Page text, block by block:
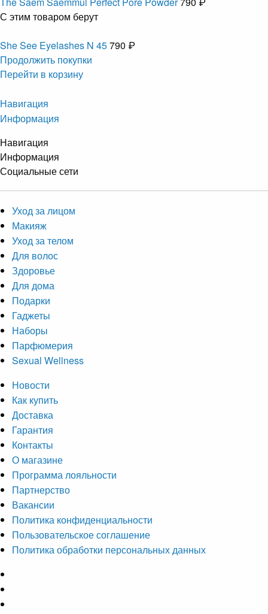
С этим товаром берут
She See Eyelashes N 45790 ₽
Продолжить покупки
Перейти в корзину
Навигация
Информация
Навигация
Информация
Социальные сети
Уход за лицом
Макияж
Уход за телом
Для волос
Здоровье
Для дома
Подарки
Гаджеты
Наборы
Парфюмерия
Sexual Wellness
Новости
Как купить
Доставка
Гарантия
Контакты
О магазине
Программа лояльности
Партнерство
Вакансии
Политика конфиденциальности
Пользовательское соглашение
Политика обработки персональных данных